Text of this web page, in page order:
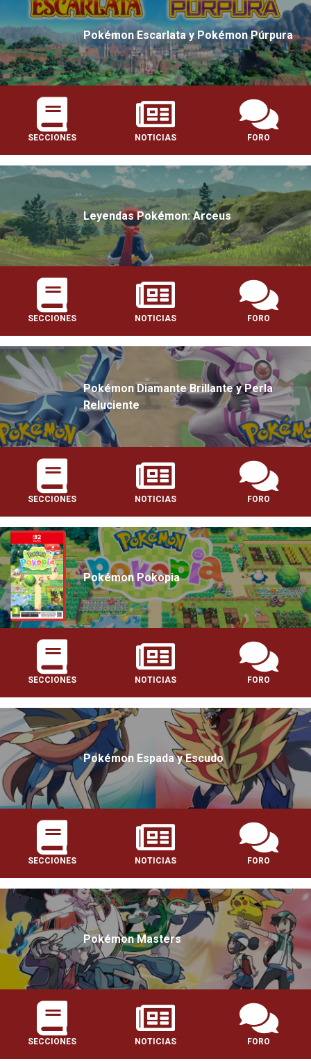
Pokémon Escarlata y Pokémon Púrpura
SECCIONES NOTICIAS FORO
Leyendas Pokémon: Arceus
SECCIONES NOTICIAS FORO
Pokémon Diamante Brillante y Perla
Reluciente
SECCIONES NOTICIAS FORO
Pokémon Pokopia
SECCIONES NOTICIAS FORO
Pokémon Espada y Escudo
SECCIONES NOTICIAS FORO
Pokémon Masters
SECCIONES NOTICIAS FORO